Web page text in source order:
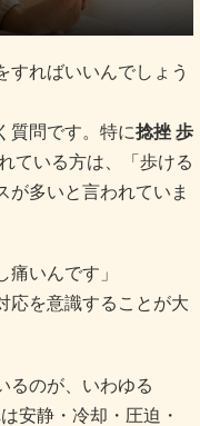
すればいいんでしょう
質問です。特に捻挫 歩
ている方は、「歩ける
が多いと言われていま
いんです」
応を意識することが大
るのが、いわゆる
安静・冷却・圧迫・